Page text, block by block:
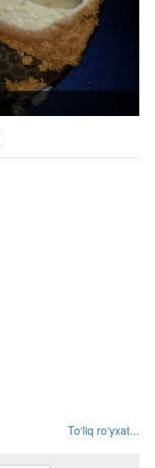
To‘liq ro‘yxat...